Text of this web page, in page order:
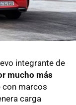
integrante de
mucho más
con marcos
carga